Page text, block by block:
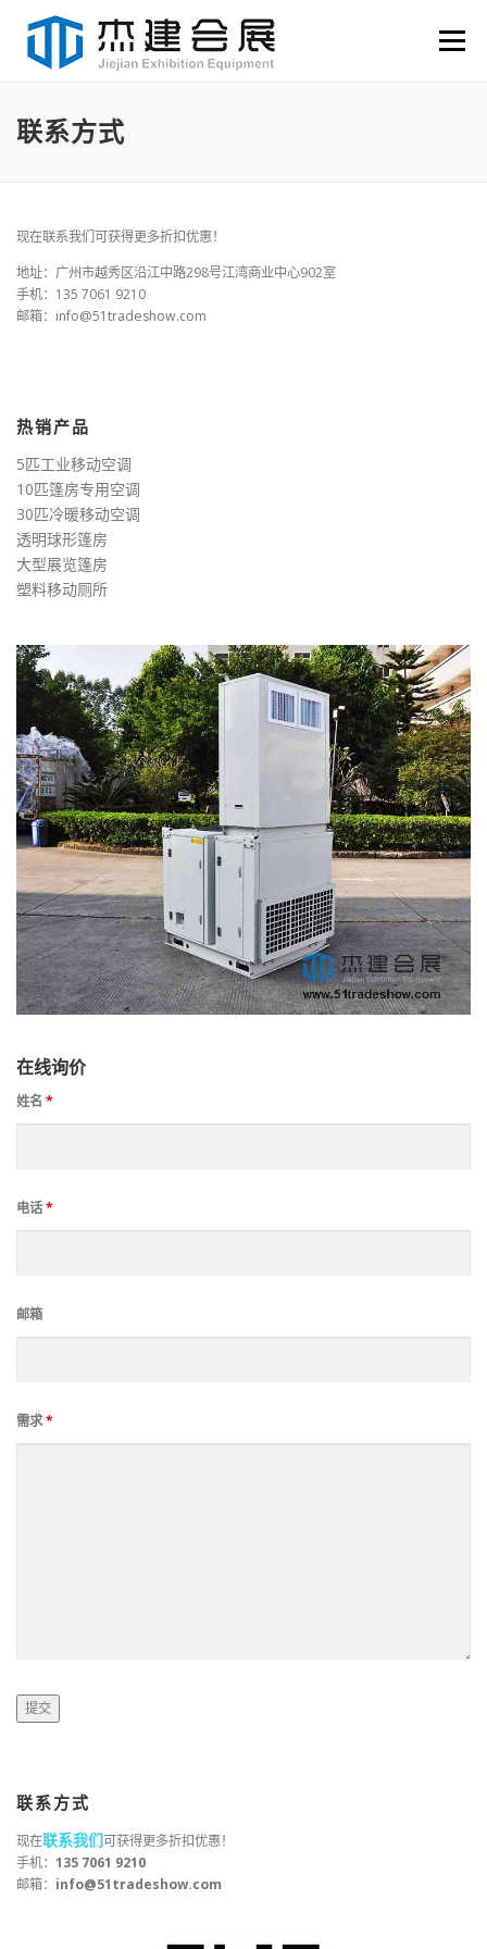
Menu
联系方式
现在联系我们可获得更多折扣优惠！
地址：广州市越秀区沿江中路298号江湾商业中心902室
手机：135 7061 9210
邮箱：info@51tradeshow.com
热销产品
5匹工业移动空调
10匹篷房专用空调
30匹冷暖移动空调
透明球形篷房
大型展览篷房
塑料移动厕所
在线询价
姓名 *
电话*
邮箱
需求*
联系方式
现在联系我们可获得更多折扣优惠！
手机： 135 7061 9210
邮箱： info@51tradeshow.com